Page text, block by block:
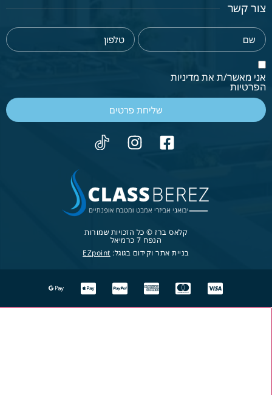
צור קשר
אני מאשר/ת את מדיניות
הפרטיות
שליחת פרטים
קלאס ברז © כל הזכויות שמורות
הנפח 7 כרמיאל
בניית אתר וקידום בגוגל: EZpoint